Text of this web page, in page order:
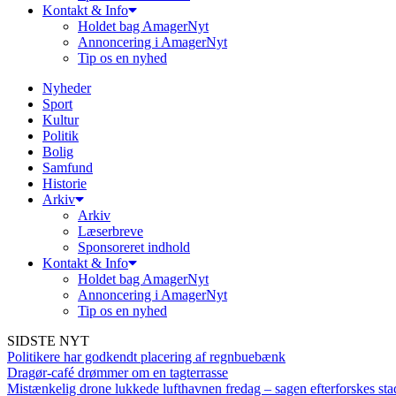
Kontakt & Info
Holdet bag AmagerNyt
Annoncering i AmagerNyt
Tip os en nyhed
Nyheder
Sport
Kultur
Politik
Bolig
Samfund
Historie
Arkiv
Arkiv
Læserbreve
Sponsoreret indhold
Kontakt & Info
Holdet bag AmagerNyt
Annoncering i AmagerNyt
Tip os en nyhed
SIDSTE NYT
Politikere har godkendt placering af regnbuebænk
Dragør-café drømmer om en tagterrasse
Mistænkelig drone lukkede lufthavnen fredag – sagen efterforskes